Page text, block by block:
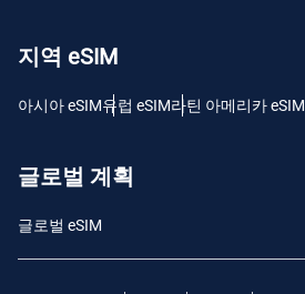
지역 eSIM
아시아 eSIM유럽 ​​eSIM라틴 아메리카 eSIM
글로벌 계획
글로벌 eSIM